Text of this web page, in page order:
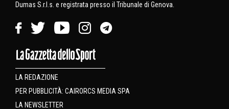
Dumas S.r.l.s. e registrata presso il Tribunale di Genova.
LA REDAZIONE
PER PUBBLICITÀ: CAIRORCS MEDIA SPA
LA NEWSLETTER